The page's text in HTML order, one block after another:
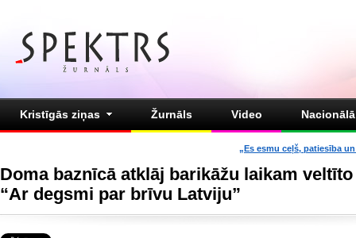
Kristīgās ziņas Žurnāls Video
„Es esmu ceļš, patiesība
Doma baznīcā atklāj barikāžu laikam
“Ar degsmi par brīvu Latviju”